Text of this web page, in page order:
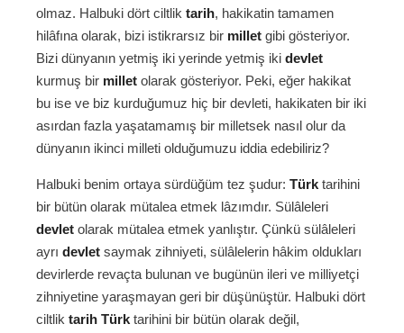
olmaz. Halbuki dört ciltlik tarih, hakikatin tamamen
hilâfına olarak, bizi istikrarsız bir millet gibi gösteriyor.
Bizi dünyanın yetmiş iki yerinde yetmiş iki devlet
kurmuş bir millet olarak gösteriyor. Peki, eğer hakikat
bu ise ve biz kurduğumuz hiç bir devleti, hakikaten bir iki
asırdan fazla yaşatamamış bir milletsek nasıl olur da
dünyanın ikinci milleti olduğumuzu iddia edebiliriz?
Halbuki benim ortaya sürdüğüm tez şudur: Türk tarihini
bir bütün olarak mütalea etmek lâzımdır. Sülâleleri
devlet olarak mütalea etmek yanlıştır. Çünkü sülâleleri
ayrı devlet saymak zihniyeti, sülâlelerin hâkim oldukları
devirlerde revaçta bulunan ve bugünün ileri ve milliyetçi
zihniyetine yaraşmayan geri bir düşünüştür. Halbuki dört
ciltlik tarih Türk tarihini bir bütün olarak değil,